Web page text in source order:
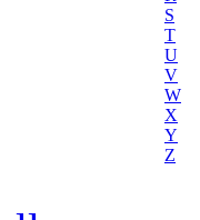
S
T
U
V
W
X
Y
Z